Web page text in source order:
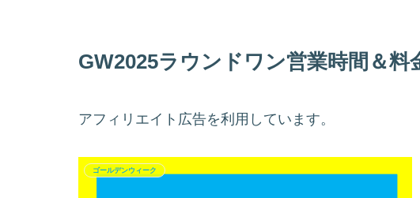
GW2025ラウンドワン営業時間＆料
アフィリエイト広告を利用しています。
ゴールデンウィーク